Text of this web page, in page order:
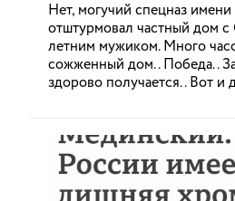
Нет, могучий спецназ
отштурмовал частный
летним мужиком. Много
сожженный дом.. Победа..
здорово получается.. Вот и